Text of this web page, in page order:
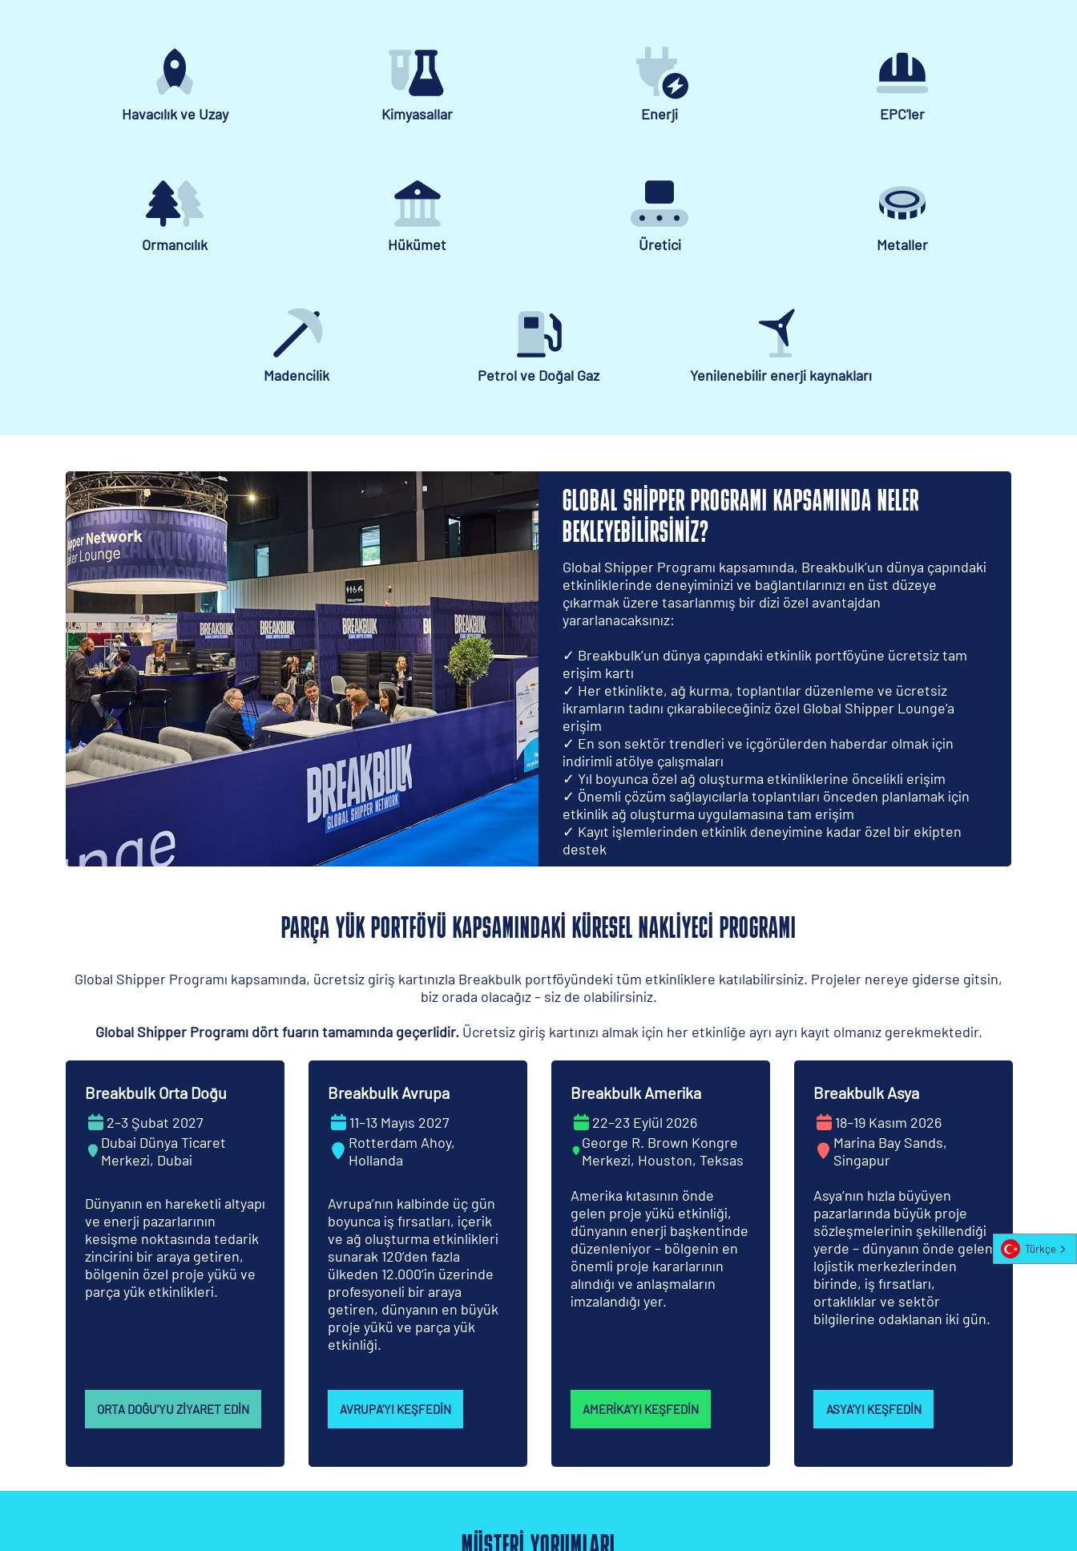
Havacılık ve Uzay Kimyasallar Enerji EPC'ler
Ormancılık Hükümet Üretici Metaller
Madencilik Petrol ve Doğal Gaz Yenilenebilir enerji kaynakları
GLOBAL SHIPPER PROGRAMI KAPSAMINDA NELER
BEKLEYEBILIRSINIZ?
Global Shipper Programı kapsamında, Breakbulk’un dünya çapındaki
etkinliklerinde deneyiminizi ve bağlantılarınızı en üst düzeye
çıkarmak üzere tasarlanmış bir dizi özel avantajdan
yararlanacaksınız:
✓ Breakbulk’un dünya çapındaki etkinlik portföyüne ücretsiz tam
erişim kartı
✓ Her etkinlikte, ağ kurma, toplantılar düzenleme ve ücretsiz
ikramların tadını çıkarabileceğiniz özel Global Shipper Lounge’a
erişim
✓ En son sektör trendleri ve içgörülerden haberdar olmak için
indirimli atölye çalışmaları
✓ Yıl boyunca özel ağ oluşturma etkinliklerine öncelikli erişim
✓ Önemli çözüm sağlayıcılarla toplantıları önceden planlamak için
etkinlik ağ oluşturma uygulamasına tam erişim
✓ Kayıt işlemlerinden etkinlik deneyimine kadar özel bir ekipten
destek
PARÇA YÜK PORTFÖYÜ KAPSAMINDAKI KÜRESEL NAKLIYECI PROGRAMI
Global Shipper Programı kapsamında, ücretsiz giriş kartınızla Breakbulk portföyündeki tüm etkinliklere katılabilirsiniz. Projeler nereye giderse gitsin,
biz orada olacağız – siz de olabilirsiniz.
Global Shipper Programı dört fuarın tamamında geçerlidir.Ücretsiz giriş kartınızı almak için her etkinliğe ayrı ayrı kayıt olmanız gerekmektedir.
Breakbulk Orta Doğu
2–3 Şubat 2027
Dubai Dünya Ticaret
Merkezi, Dubai
Dünyanın en hareketli altyapı
ve enerji pazarlarının
kesişme noktasında tedarik
zincirini bir araya getiren,
bölgenin özel proje yükü ve
parça yük etkinlikleri.
ORTA DOĞU'YU ZIYARET EDIN
Breakbulk Avrupa
11–13 Mayıs 2027
Rotterdam Ahoy,
Hollanda
Avrupa’nın kalbinde üç gün
boyunca iş fırsatları, içerik
ve ağ oluşturma etkinlikleri
sunarak 120’den fazla
ülkeden 12.000’in üzerinde
profesyoneli bir araya
getiren, dünyanın en büyük
proje yükü ve parça yük
etkinliği.
AVRUPA'YI KEŞFEDIN
Breakbulk Amerika
22–23 Eylül 2026
George R. Brown Kongre
Merkezi, Houston, Teksas
Amerika kıtasının önde
gelen proje yükü etkinliği,
dünyanın enerji başkentinde
düzenleniyor – bölgenin en
önemli proje kararlarının
alındığı ve anlaşmaların
imzalandığı yer.
AMERIKA'YI KEŞFEDIN
Breakbulk Asya
18–19 Kasım 2026
Marina Bay Sands,
Singapur
Asya’nın hızla büyüyen
pazarlarında büyük proje
sözleşmelerinin şekillendiği
yerde – dünyanın önde gelen
lojistik merkezlerinden
birinde, iş fırsatları,
ortaklıklar ve sektör
bilgilerine odaklanan iki gün.
ASYA'YI KEŞFEDIN
Türkçe